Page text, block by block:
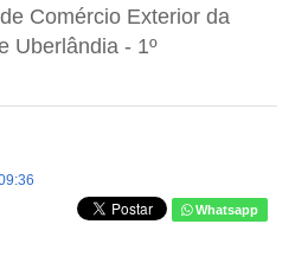
Comércio Exterior da
Uberlândia - 1º
Whatsapp